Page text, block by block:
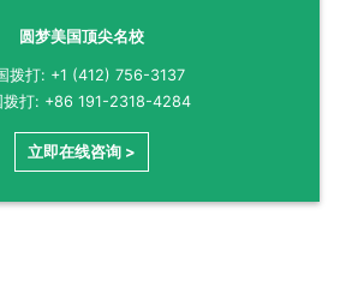
圆梦美国顶尖名校
拨打: +1 (412) 756-3137
拨打: +86 191-2318-4284
立即在线咨询 >